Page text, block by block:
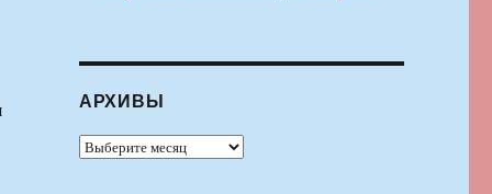
АРХИВЫ
Архивы